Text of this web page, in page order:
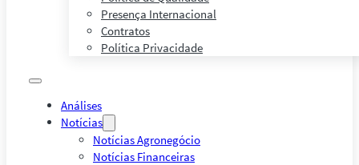
Presença Internacional
Contratos
Política Privacidade
Análises
Notícias
Notícias Agronegócio
Notícias Financeiras